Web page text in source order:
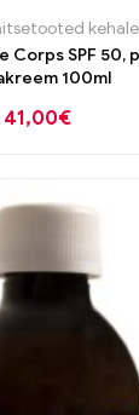
kehale
Corps SPF 50,
100ml
41,00€